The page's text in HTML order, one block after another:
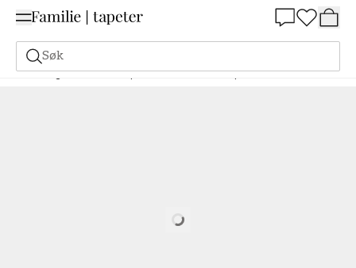
Søk
Maling Bestill basert på NCS Bestill basert på NCS 2020-G20Y
Loading…